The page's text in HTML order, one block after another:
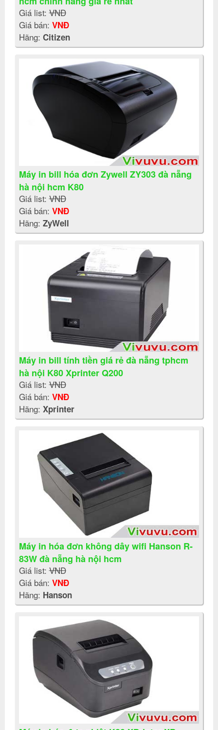
Giá list:VNĐ
Giá bán: VNĐ
Hãng: Citizen
Máy in bill hóa đơn Zywell ZY303 đà nẵng
hà nội hcm K80
Giá list:VNĐ
Giá bán: VNĐ
Hãng: ZyWell
Máy in bill tính tiền giá rẻ đà nẵng tphcm
hà nội K80 Xprinter Q200
Giá list:VNĐ
Giá bán: VNĐ
Hãng: Xprinter
Máy in hóa đơn không dây wifi Hanson R-
83W đà nẵng hà nội hcm
Giá list:VNĐ
Giá bán: VNĐ
Hãng: Hanson